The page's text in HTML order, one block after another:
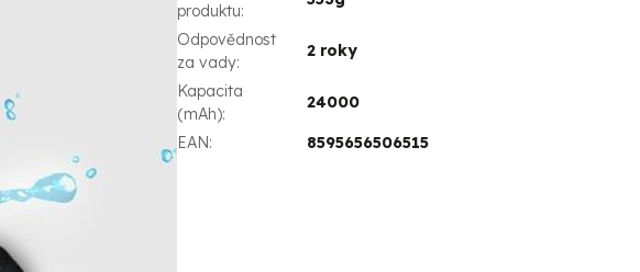
produktu:
Odpovědnost
za vady:
2 roky
Kapacita
(mAh):
24000
EAN: 8595656506515